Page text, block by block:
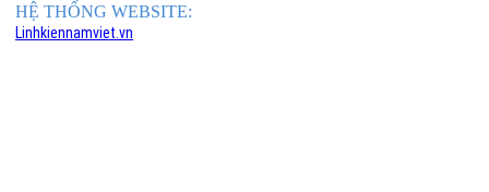
HỆ THỐNG WEBSITE:
Linhkiennamviet.vn